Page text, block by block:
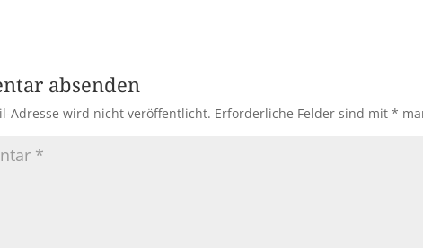
absenden
Adresse wird nicht veröffentlicht. Erforderliche Felder sind mit*